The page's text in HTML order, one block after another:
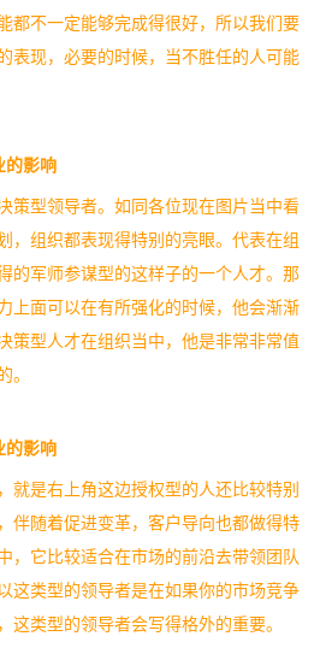
都不一定能够完成得很好，所以我们要
表现，必要的时候，当不胜任的人可能
的影响
策型领导者。如同各位现在图片当中看
，组织都表现得特别的亮眼。代表在组
的军师参谋型的这样子的一个人才。那
上面可以在有所强化的时候，他会渐渐
策型人才在组织当中，他是非常非常值
。
的影响
就是右上角这边授权型的人还比较特别
伴随着促进变革，客户导向也都做得特
，它比较适合在市场的前沿去带领团队
这类型的领导者是在如果你的市场竞争
这类型的领导者会写得格外的重要。